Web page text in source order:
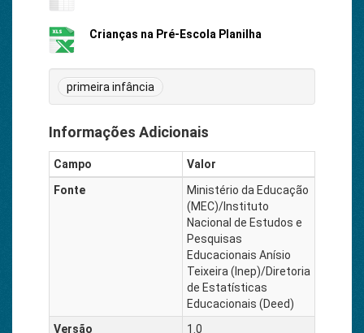
Crianças na Pré-Escola Planilha
primeira infância
Informações Adicionais
Campo
Valor
Fonte
Ministério da Educação
(MEC)/Instituto
Nacional de Estudos e
Pesquisas
Educacionais Anísio
Teixeira (Inep)/Diretoria
de Estatísticas
Educacionais (Deed)
Versão
1.0